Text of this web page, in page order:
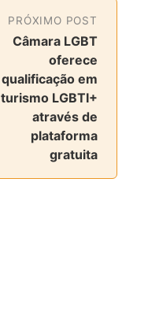
PRÓXIMO POST
Câmara LGBT
oferece
qualificação em
turismo LGBTI+
através de
plataforma
gratuita